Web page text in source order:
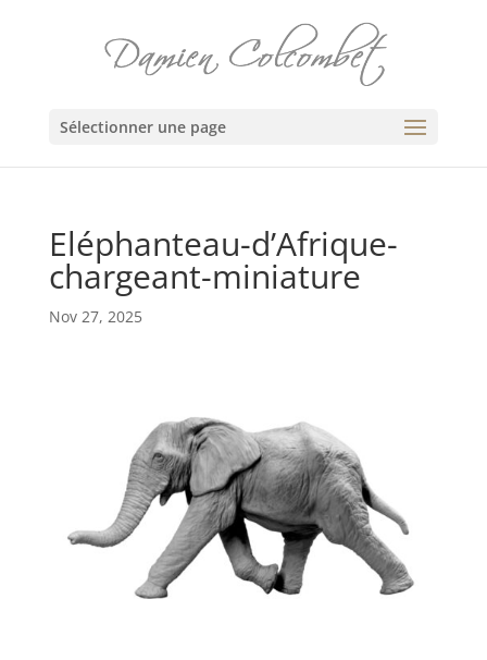
Sélectionner une page
Eléphanteau-d’Afrique-
chargeant-miniature
Nov 27, 2025